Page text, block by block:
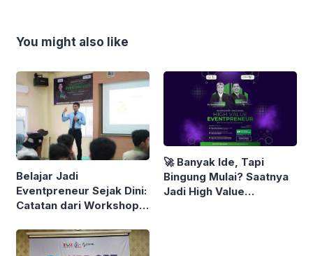
You might also like
Belajar Jadi
Eventpreneur Sejak Dini:
Catatan dari Workshop
Eventpreneur
🚀 Banyak Ide, Tapi
Bingung Mulai? Saatnya
Jadi High Value